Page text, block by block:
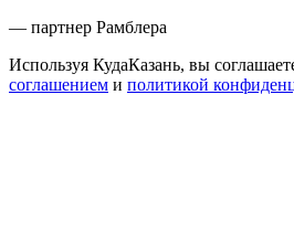
— партнер Рамблера
Используя КудаКазань, вы
соглашением и политикой